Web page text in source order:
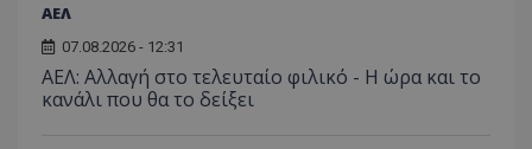
ΑΕΛ
07.08.2026 - 12:31
ΑΕΛ: Αλλαγή στο τελευταίο φιλικό - Η ώρα και το
κανάλι που θα το δείξει